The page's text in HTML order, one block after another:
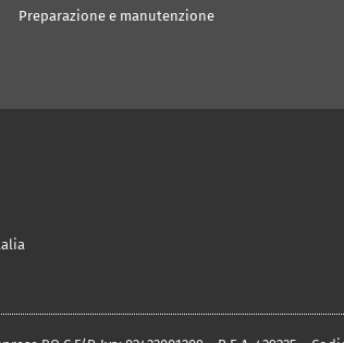
Preparazione e manutenzione